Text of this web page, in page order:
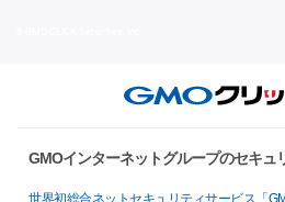
GMOインターネットグループのセキュ
世界初総合ネットセキュリティサービス「